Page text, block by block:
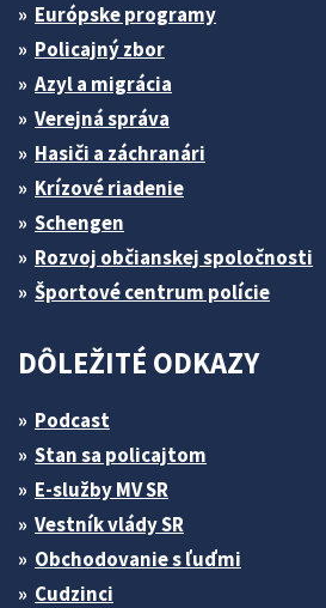
Európske programy
Policajný zbor
Azyl a migrácia
Verejná správa
Hasiči a záchranári
Krízové riadenie
Schengen
Rozvoj občianskej spoločnosti
Športové centrum polície
DÔLEŽITÉ ODKAZY
Podcast
Stan sa policajtom
E-služby MV SR
Vestník vlády SR
Obchodovanie s ľuďmi
Cudzinci